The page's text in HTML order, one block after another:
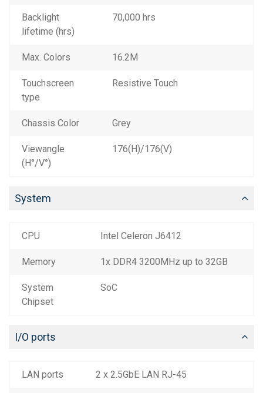
Backlight
lifetime (hrs)
70,000 hrs
Max. Colors 16.2M
Touchscreen
type
Resistive Touch
Chassis Color Grey
Viewangle
(H°/V°)
176(H)/176(V)
System
CPU Intel Celeron J6412
Memory 1x DDR4 3200MHz up to 32GB
System
Chipset
SoC
I/O ports
LAN ports 2 x 2.5GbE LAN RJ-45